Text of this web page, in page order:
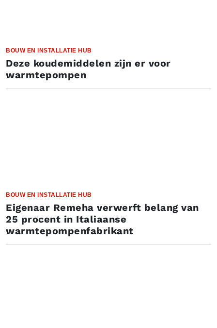
BOUW EN INSTALLATIE HUB
Deze koudemiddelen zijn er voor
warmtepompen
BOUW EN INSTALLATIE HUB
Eigenaar Remeha verwerft belang van
25 procent in Italiaanse
warmtepompenfabrikant